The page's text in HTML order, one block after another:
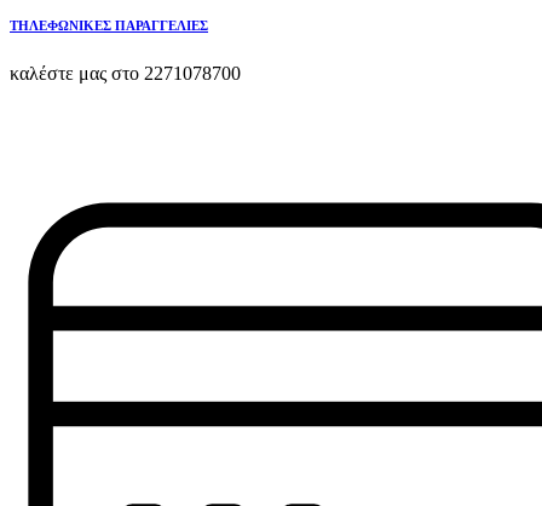
ΤΗΛΕΦΩΝΙΚΕΣ ΠΑΡΑΓΓΕΛΙΕΣ
καλέστε μας στο 2271078700